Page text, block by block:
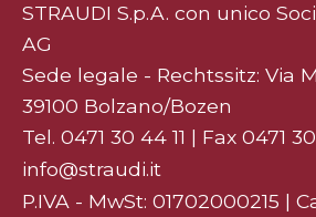
STRAUDI S.p.A. con unico
AG
Sede legale - Rechtssitz: Via
39100 Bolzano/Bozen
Tel. 0471 30 44 11 | Fax 0471
info@straudi.it
P.IVA - MwSt: 01702000215 |